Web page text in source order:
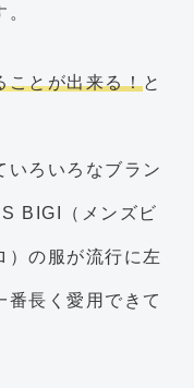
ことが出来る！と
ろいろなブラン
BIGI（メンズビ
）の服が流行に左
番長く愛用できて